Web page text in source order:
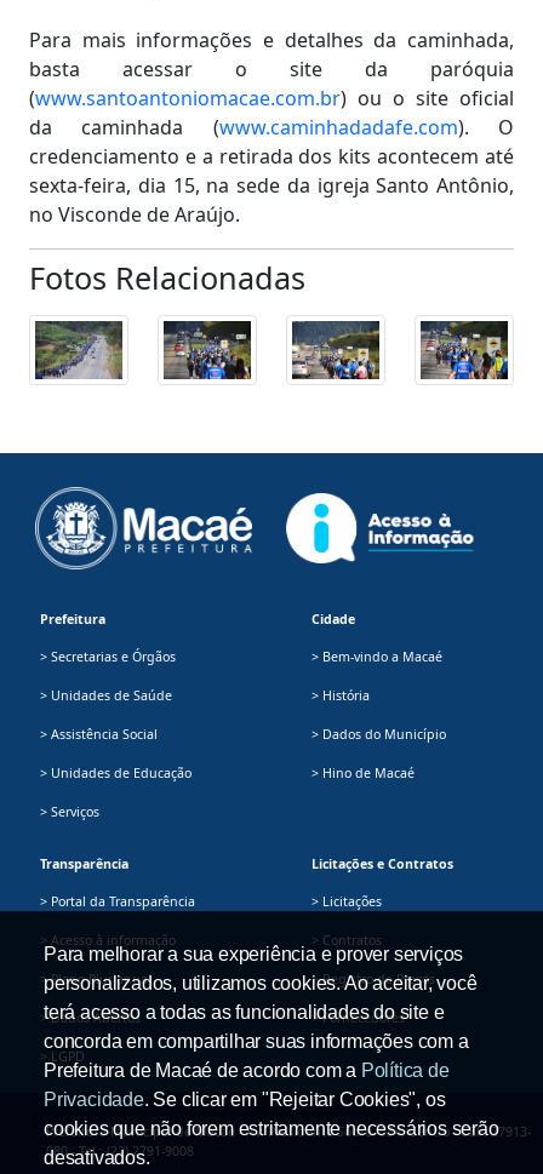
Para mais informações e detalhes da caminhada,
basta acessar o site da paróquia
(www.santoantoniomacae.com.br) ou o site oficial
da caminhada (www.caminhadadafe.com). O
credenciamento e a retirada dos kits acontecem até
sexta-feira, dia 15, na sede da igreja Santo Antônio,
no Visconde de Araújo.
Fotos Relacionadas
Prefeitura
> Secretarias e Órgãos
> Unidades de Saúde
> Assistência Social
> Unidades de Educação
> Serviços
Cidade
> Bem-vindo a Macaé
> História
> Dados do Município
> Hino de Macaé
Transparência
> Portal da Transparência
> Acesso à informação
> Plano Plurianual
> Dados Abertos
> LGPD
Licitações e Contratos
> Licitações
> Contratos
> Registro de Preços
> Fornecedores
Prefeitura Municipal de Macaé - Av. Presidente Sodré, 534, Centro - CEP: 27913-
080 - Tel.: (22) 2791-9008
Para melhorar a sua experiência e prover serviços
personalizados, utilizamos cookies. Ao aceitar, você
terá acesso a todas as funcionalidades do site e
concorda em compartilhar suas informações com a
Prefeitura de Macaé de acordo com a Política de
Privacidade. Se clicar em "Rejeitar Cookies", os
cookies que não forem estritamente necessários serão
desativados.